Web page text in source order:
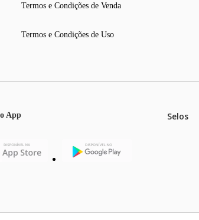
Termos e Condições de Venda
Termos e Condições de Uso
App Selos